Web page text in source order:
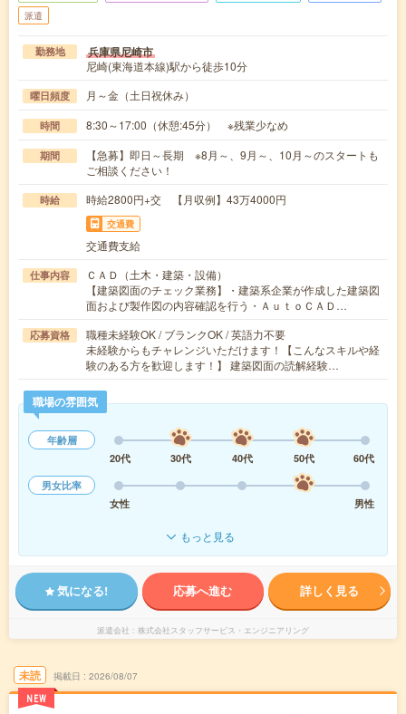
派遣
勤務地 兵庫県尼崎市
尼崎(東海道本線)駅から徒歩10分
曜日頻度 月～金（土日祝休み）
時間 8:30～17:00（休憩:45分） ※残業少なめ
期間
【急募】即日～長期 ※8月～、9月～、10月～のスタートも
ご相談ください！
時給 時給2800円+交 【月収例】43万4000円
交通費
交通費支給
仕事内容
ＣＡＤ（土木・建築・設備）
【建築図面のチェック業務】・建築系企業が作成した建築図
面および製作図の内容確認を行う・ＡｕｔｏＣＡＤ…
応募資格
職種未経験OK / ブランクOK / 英語力不要
未経験からもチャレンジいただけます！【こんなスキルや経
験のある方を歓迎します！】 建築図面の読解経験…
職場の雰囲気
年齢層
20代
30代 40代 50代
60代
男女比率
女性
男性
もっと見る
気になる! 応募へ進む 詳しく見る
派遣会社 株式会社スタッフサービス・エンジニアリング
未読
NEW
掲載日 2026/08/07